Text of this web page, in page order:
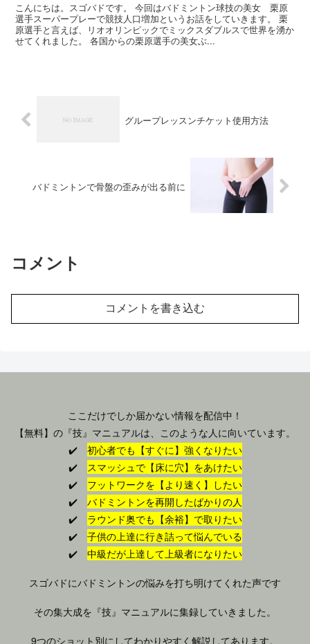
こんにちは。スゴバドです。 今回はバドミントン球技の美女 栗原
選手スーパープレーで競技人口増加というお話をしていきます。 栗
原選手と言えば、リオオリンピックでミックスダブルスで世界を湧か
せてくれました。 各国からの栗原選手の美女ぶ...
グループレッスンチケット使用方法
バドミントンで骨盤の歪みが出る前に
コメント
コメントを書き込む
ここだけでしか届かない情報を配信中！
【無料】の『技』マニュアルは、このような人に向いています。
✔️ 初心者でも【すぐに】強くなりたい
✔️ スマッシュで【床に穴】をあけたい
✔️ フットワークを【より速く】したい
✔️ バドミントンを再開したばかりの人
✔️ ラウンド奥でも【余裕】で取りたい
✔️ 子供の上達に行き詰って悩んでいる
✔️ 中級だが上達して上級者になりたい
スゴバドにバドミントンの悩みを打ち明けてくれた声です
その集大成を『技』マニュアルに集録していきました。
9つのショット別にしてわかりやすく解説してあります。